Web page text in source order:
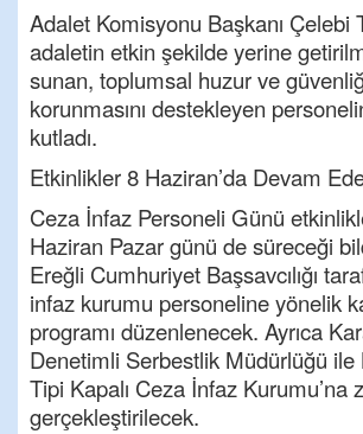
Adalet Komisyonu Başkanı Çelebi
adaletin etkin şekilde yerine
sunan, toplumsal huzur ve
korunmasını destekleyen
kutladı.
Etkinlikler 8 Haziran’da Devam
Ceza İnfaz Personeli Günü
Haziran Pazar günü de süreceği
Ereğli Cumhuriyet Başsavcılığı
infaz kurumu personeline yönelik
programı düzenlenecek. Ayrıca
Denetimli Serbestlik Müdürlüğü ile
Tipi Kapalı Ceza İnfaz Kurumu’na
gerçekleştirilecek.